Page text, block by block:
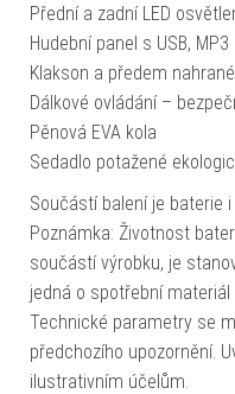
Přední a zadní LED
Hudební panel s USB,
Klakson a předem
Dálkové ovládání –
Pěnová EVA kola
Sedadlo potažené
Součástí balení je baterie i
Poznámka: Životnost
součástí výrobku, je
jedná o spotřební
Technické parametry se
předchozího upozornění.
ilustrativním účelům.